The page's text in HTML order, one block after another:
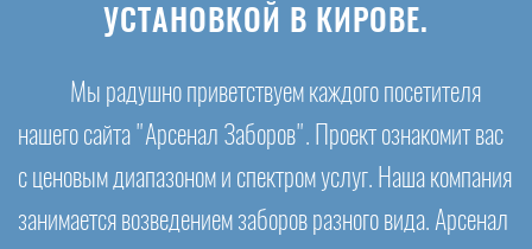
УСТАНОВКОЙ В КИРОВЕ.
Мы радушно приветствуем каждого посетителя
нашего сайта "Арсенал Заборов". Проект ознакомит вас
с ценовым диапазоном и спектром услуг. Наша компания
занимается возведением заборов разного вида. Арсенал